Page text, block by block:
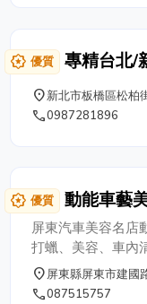
質，我們使用最優
還嚴格控制每一個
我們的高標準。我
能夠保證耐久性和
終目標。我們堅
最大的便利和滿意。
award_star 優質
專精台北/
修/Benz/
速箱維修-
place新北市板橋區松柏
phone0987281896
award_star 優質 動能車藝
屏東汽車美容名店
打蠟、美容、車內
容、進口轎車鍍膜
項，汽車鍍膜美容
place屏東縣屏東市建國
phone087515757